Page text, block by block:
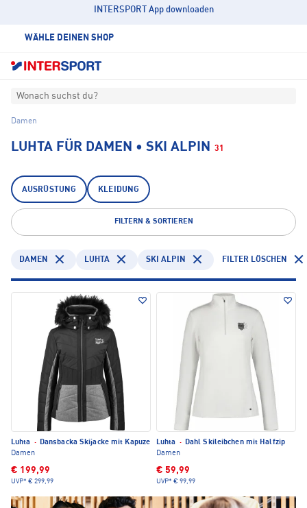
INTERSPORT App downloaden
WÄHLE DEINEN SHOP
Wonach suchst du?
Damen
LUHTA FÜR DAMEN • SKI ALPIN 31
AUSRÜSTUNG KLEIDUNG
FILTERN & SORTIEREN
DAMEN LUHTA SKI ALPIN FILTER LÖSCHEN
Luhta ·
Dansbacka Skijacke mit Kapuze
Damen
€ 199,99
UVP* € 299,99
Luhta ·
Dahl Skileibchen mit Halfzip
Damen
€ 59,99
UVP* € 99,99